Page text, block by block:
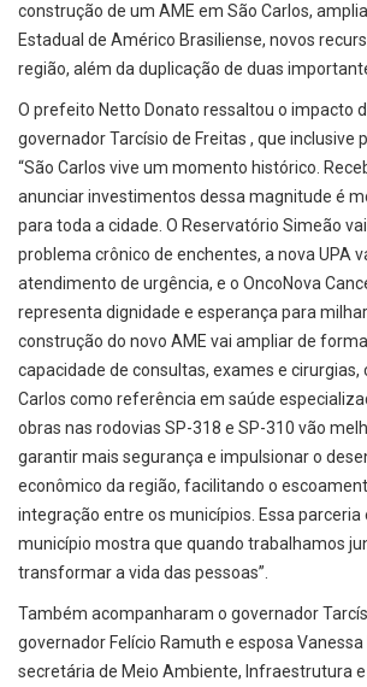
construção de um AME em São Carlos,
Estadual de Américo Brasiliense, novos
região, além da duplicação de duas
O prefeito Netto Donato ressaltou o impacto
governador Tarcísio de Freitas , que inclusive
“São Carlos vive um momento histórico.
anunciar investimentos dessa magnitude é
para toda a cidade. O Reservatório Simeão
problema crônico de enchentes, a nova UPA
atendimento de urgência, e o OncoNova
representa dignidade e esperança para
construção do novo AME vai ampliar de
capacidade de consultas, exames e cirurgias,
Carlos como referência em saúde
obras nas rodovias SP-318 e SP-310 vão
garantir mais segurança e impulsionar o
econômico da região, facilitando o
integração entre os municípios. Essa parceria
município mostra que quando trabalhamos
transformar a vida das pessoas”.
Também acompanharam o governador
governador Felício Ramuth e esposa
secretária de Meio Ambiente, Infraestrutura